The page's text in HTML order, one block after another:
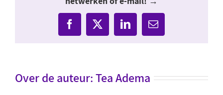
Facebook
X LinkedIn
E-
mail
Over de auteur:Tea Adema